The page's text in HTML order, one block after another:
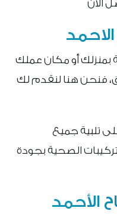
أو مكان عملك
فنحن هنا لنقدم لك
تلبية جميع
الصحية بجودة